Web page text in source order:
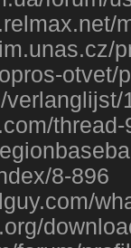
otvet/
8-896